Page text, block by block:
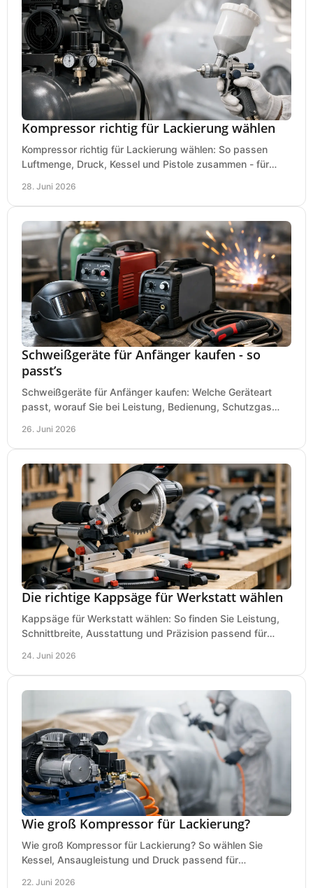
Kompressor richtig für Lackierung wählen
Kompressor richtig für Lackierung wählen: So passen
Luftmenge, Druck, Kessel und Pistole zusammen - für
28. Juni 2026
Schweißgeräte für Anfänger kaufen - so
passt’s
Schweißgeräte für Anfänger kaufen: Welche Geräteart
passt, worauf Sie bei Leistung, Bedienung, Schutzgas
26. Juni 2026
Die richtige Kappsäge für Werkstatt wählen
Kappsäge für Werkstatt wählen: So finden Sie Leistung,
Schnittbreite, Ausstattung und Präzision passend für
24. Juni 2026
Wie groß Kompressor für Lackierung?
Wie groß Kompressor für Lackierung? So wählen Sie
Kessel, Ansaugleistung und Druck passend für
22. Juni 2026